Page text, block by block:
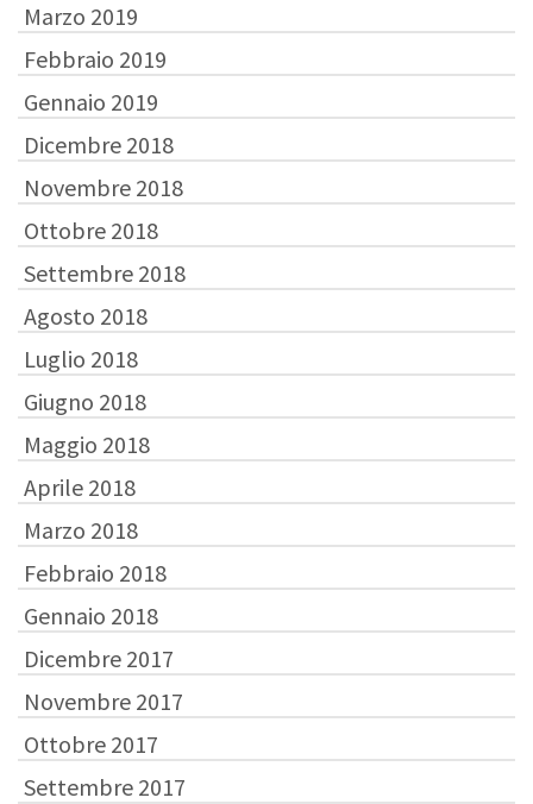
Marzo 2019
Febbraio 2019
Gennaio 2019
Dicembre 2018
Novembre 2018
Ottobre 2018
Settembre 2018
Agosto 2018
Luglio 2018
Giugno 2018
Maggio 2018
Aprile 2018
Marzo 2018
Febbraio 2018
Gennaio 2018
Dicembre 2017
Novembre 2017
Ottobre 2017
Settembre 2017